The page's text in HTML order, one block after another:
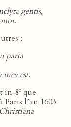
gentis,
.
:
parta
est.
in‑8o que
l’an 1603